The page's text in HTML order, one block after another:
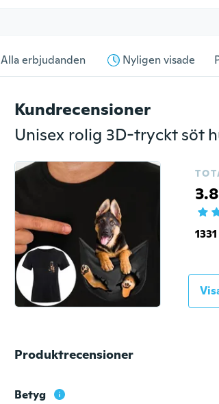
Alla erbjudanden Nyligen visade
Kundrecensioner
3.8
Produktrecensioner
Betyg